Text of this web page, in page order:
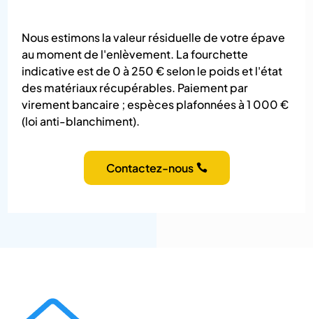
Nous estimons la valeur résiduelle de votre épave
au moment de l'enlèvement. La fourchette
indicative est de 0 à 250 € selon le poids et l'état
des matériaux récupérables. Paiement par
virement bancaire ; espèces plafonnées à 1 000 €
(loi anti-blanchiment).
Contactez-nous